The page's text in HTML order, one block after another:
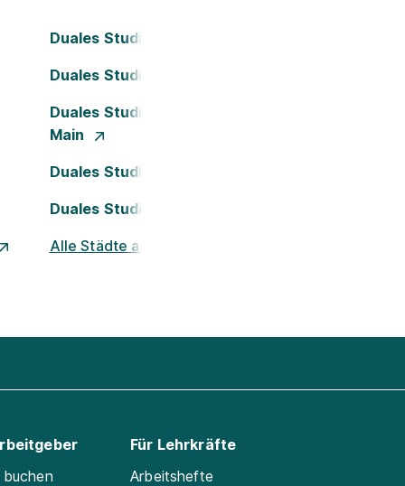
Duales Studium Bielefeld
Duales Studium Dortmund
Duales Studium Frankfurt am
Main
Duales Studium Köln
Duales Studium Nürnberg
Alle Städte ansehen
Für Lehrkräfte
Arbeitshefte